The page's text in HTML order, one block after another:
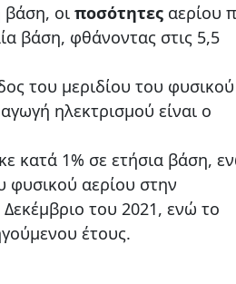
βάση, οι ποσότητες αερίου
βάση, φθάνοντας στις 5,5
του μεριδίου του φυσικού
ηλεκτρισμού είναι ο
κατά 1% σε ετήσια βάση,
φυσικού αερίου στην
του 2021, ενώ το
έτους.